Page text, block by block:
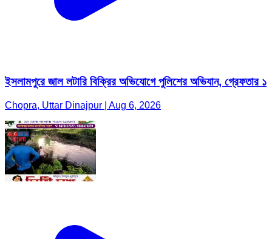
ইসলামপুরে জাল লটারি বিক্রির অভিযোগে পুলিশের অভিযান, গ্রেফতার ১
Chopra, Uttar Dinajpur | Aug 6, 2026